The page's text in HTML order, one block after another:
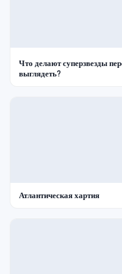
Что делают суперзвезды
выглядеть?
Атлантическая хартия